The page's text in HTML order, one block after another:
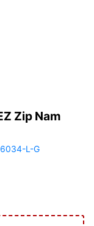
Zip Nam
6034-L-G